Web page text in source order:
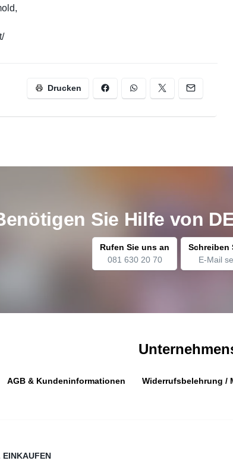
Drucken
Sie Hilfe von
Rufen Sie uns an
081 630 20 70
Schreiben
E-Mail
AGB & Kundeninformationen Widerrufsbelehrung /
EINKAUFEN